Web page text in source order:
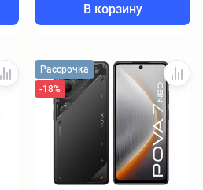
В корзину
Рассрочка
-18%